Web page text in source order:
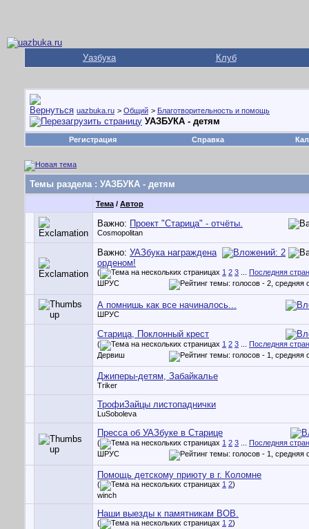
Уазбука Клуб
uazbuka.ru > Общий > Благотворительность и помощь
УАЗБУКА - детям
Регистрация Справка
Темы раздела: УАЗБУКА - детям
Тема / Автор
Важно: Проект "Старица" - отчёты.
Cosmopolitan
Важно: УАЗбука награждена
орденом!
( 1 2 3
Последняя
ШРУС
А помнишь как все начиналось...
ШРУС
Старица, Поклонный крест
( 1 2 3
Последняя
Дервиш
Джиперы-детям, Забайкалье
Triker
ТрофиЗайцы листопаднички
LuSoboleva
Пресса об УАЗбуке в Старице
( 1 2 3
Последняя
ШРУС
Помощь детскому приюту в г. Коломне
( 1 2)
winch
Наши выезды к памятникам ВОВ.
( 1 2)